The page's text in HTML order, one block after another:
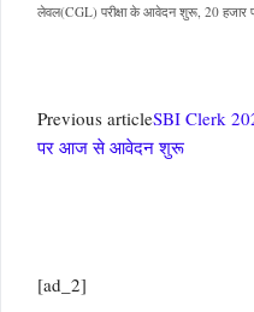
लेवल(CGL) परीक्षा के आवेदन शुरू, 20 हजार
Previous articleSBI Clerk
पर आज से आवेदन शुरू
[ad_2]